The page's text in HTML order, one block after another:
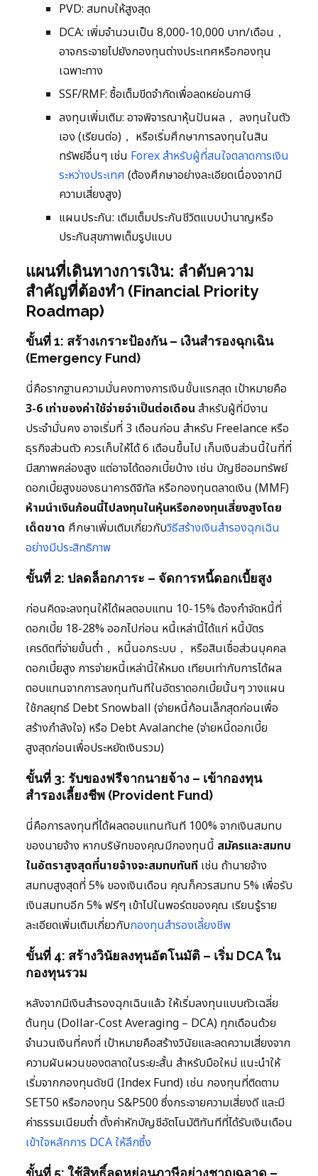
PVD: สมทบให้สูงสุด
DCA: เพิ่มจำนวนเป็น 8,000-10,000 บาท/เดือน，
อาจกระจายไปยังกองทุนต่างประเทศหรือกองทุน
เฉพาะทาง
SSF/RMF: ซื้อเต็มขีดจำกัดเพื่อลดหย่อนภาษี
ลงทุนเพิ่มเติม: อาจพิจารณาหุ้นปันผล， ลงทุนในตัว
เอง (เรียนต่อ)， หรือเริ่มศึกษาการลงทุนในสิน
ทรัพย์อื่นๆ เช่น Forex สำหรับผู้ที่สนใจตลาดการเงิน
ระหว่างประเทศ (ต้องศึกษาอย่างละเอียดเนื่องจากมี
ความเสี่ยงสูง)
แผนประกัน: เติมเต็มประกันชีวิตแบบบำนาญหรือ
ประกันสุขภาพเต็มรูปแบบ
แผนที่เดินทางการเงิน: ลำดับความ
สำคัญที่ต้องทำ (Financial Priority
Roadmap)
ขั้นที่ 1: สร้างเกราะป้องกัน – เงินสำรองฉุกเฉิน
(Emergency Fund)
นี่คือรากฐานความมั่นคงทางการเงินขั้นแรกสุด เป้าหมายคือ
3-6 เท่าของค่าใช้จ่ายจำเป็นต่อเดือน สำหรับผู้ที่มีงาน
ประจำมั่นคง อาจเริ่มที่ 3 เดือนก่อน สำหรับ Freelance หรือ
ธุรกิจส่วนตัว ควรเก็บให้ได้ 6 เดือนขึ้นไป เก็บเงินส่วนนี้ในที่ที่
มีสภาพคล่องสูง แต่อาจได้ดอกเบี้ยบ้าง เช่น บัญชีออมทรัพย์
ดอกเบี้ยสูงของธนาคารดิจิทัล หรือกองทุนตลาดเงิน (MMF)
ห้ามนำเงินก้อนนี้ไปลงทุนในหุ้นหรือกองทุนเสี่ยงสูงโดย
เด็ดขาด ศึกษาเพิ่มเติมเกี่ยวกับวิธีสร้างเงินสำรองฉุกเฉิน
อย่างมีประสิทธิภาพ
ขั้นที่ 2: ปลดล็อกภาระ – จัดการหนี้ดอกเบี้ยสูง
ก่อนคิดจะลงทุนให้ได้ผลตอบแทน 10-15% ต้องกำจัดหนี้ที่
ดอกเบี้ย 18-28% ออกไปก่อน หนี้เหล่านี้ได้แก่ หนี้บัตร
เครดิตที่จ่ายขั้นต่ำ， หนี้นอกระบบ， หรือสินเชื่อส่วนบุคคล
ดอกเบี้ยสูง การจ่ายหนี้เหล่านี้ให้หมด เทียบเท่ากับการได้ผล
ตอบแทนจากการลงทุนทันทีในอัตราดอกเบี้ยนั้นๆ วางแผน
ใช้กลยุทธ์ Debt Snowball (จ่ายหนี้ก้อนเล็กสุดก่อนเพื่อ
สร้างกำลังใจ) หรือ Debt Avalanche (จ่ายหนี้ดอกเบี้ย
สูงสุดก่อนเพื่อประหยัดเงินรวม)
ขั้นที่ 3: รับของฟรีจากนายจ้าง – เข้ากองทุน
สำรองเลี้ยงชีพ (Provident Fund)
นี่คือการลงทุนที่ได้ผลตอบแทนทันที 100% จากเงินสมทบ
ของนายจ้าง หากบริษัทของคุณมีกองทุนนี้ สมัครและสมทบ
ในอัตราสูงสุดที่นายจ้างจะสมทบทันที เช่น ถ้านายจ้าง
สมทบสูงสุดที่ 5% ของเงินเดือน คุณก็ควรสมทบ 5% เพื่อรับ
เงินสมทบอีก 5% ฟรีๆ เข้าไปในพอร์ตของคุณ เรียนรู้ราย
ละเอียดเพิ่มเติมเกี่ยวกับกองทุนสำรองเลี้ยงชีพ
ขั้นที่ 4: สร้างวินัยลงทุนอัตโนมัติ – เริ่ม DCA ใน
กองทุนรวม
หลังจากมีเงินสำรองฉุกเฉินแล้ว ให้เริ่มลงทุนแบบถัวเฉลี่ย
ต้นทุน (Dollar-Cost Averaging – DCA) ทุกเดือนด้วย
จำนวนเงินที่คงที่ เป้าหมายคือสร้างวินัยและลดความเสี่ยงจาก
ความผันผวนของตลาดในระยะสั้น สำหรับมือใหม่ แนะนำให้
เริ่มจากกองทุนดัชนี (Index Fund) เช่น กองทุนที่ติดตาม
SET50 หรือกองทุน S&P500 ซึ่งกระจายความเสี่ยงดี และมี
ค่าธรรมเนียมต่ำ ตั้งค่าหักบัญชีอัตโนมัติทันทีที่ได้รับเงินเดือน
เข้าใจหลักการ DCA ให้ลึกซึ้ง
ขั้นที่ 5: ใช้สิทธิ์ลดหย่อนภาษีอย่างชาญฉลาด –